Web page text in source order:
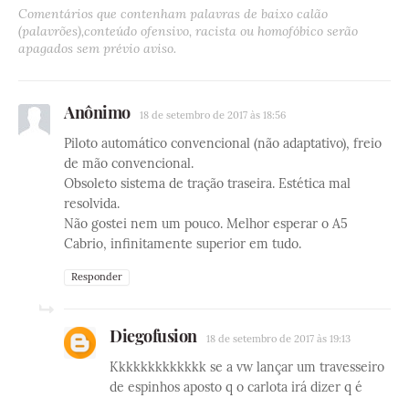
Comentários que contenham palavras de baixo calão
(palavrões),conteúdo ofensivo, racista ou homofóbico serão
apagados sem prévio aviso.
Anônimo 18 de setembro de 2017 às 18:56
Piloto automático convencional (não adaptativo), freio
de mão convencional.
Obsoleto sistema de tração traseira. Estética mal
resolvida.
Não gostei nem um pouco. Melhor esperar o A5
Cabrio, infinitamente superior em tudo.
Responder
Diegofusion 18 de setembro de 2017 às 19:13
Kkkkkkkkkkkkk se a vw lançar um travesseiro
de espinhos aposto q o carlota irá dizer q é